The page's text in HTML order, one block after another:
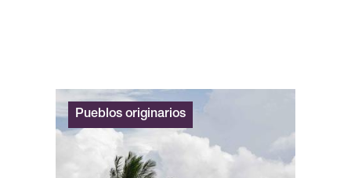
Pueblos originarios